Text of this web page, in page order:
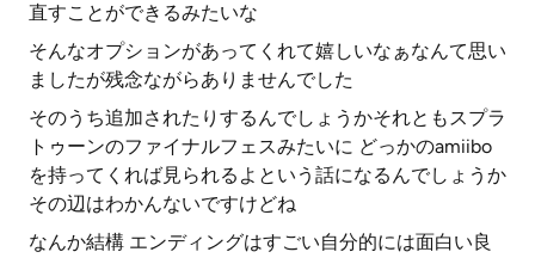
直すことができるみたいな
そんなオプションがあってくれて嬉しいなぁなんて思い
ましたが残念ながらありませんでした
そのうち追加されたりするんでしょうかそれともスプラ
トゥーンのファイナルフェスみたいに どっかのamiibo
を持ってくれば見られるよという話になるんでしょうか
その辺はわかんないですけどね
なんか結構 エンディングはすごい自分的には面白い良